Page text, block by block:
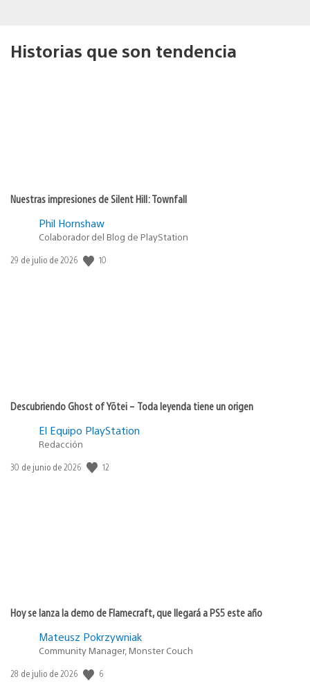
Historias que son tendencia
Nuestras impresiones de Silent Hill: Townfall
Phil Hornshaw
Colaborador del Blog de PlayStation
Fecha
29 de julio de 2026 10
Descubriendo Ghost of Yōtei – Toda leyenda tiene un origen
El Equipo PlayStation
Redacción
Fecha
30 de junio de 2026 12
Hoy se lanza la demo de Flamecraft, que llegará a PS5 este año
Mateusz Pokrzywniak
Community Manager, Monster Couch
Fecha
28 de julio de 2026 6